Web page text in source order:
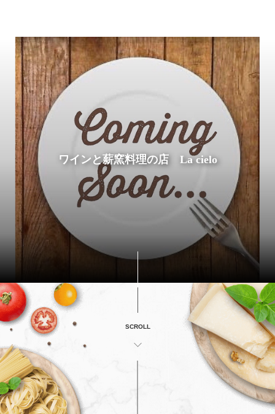
ワインと薪窯料理の店 La cielo
SCROLL